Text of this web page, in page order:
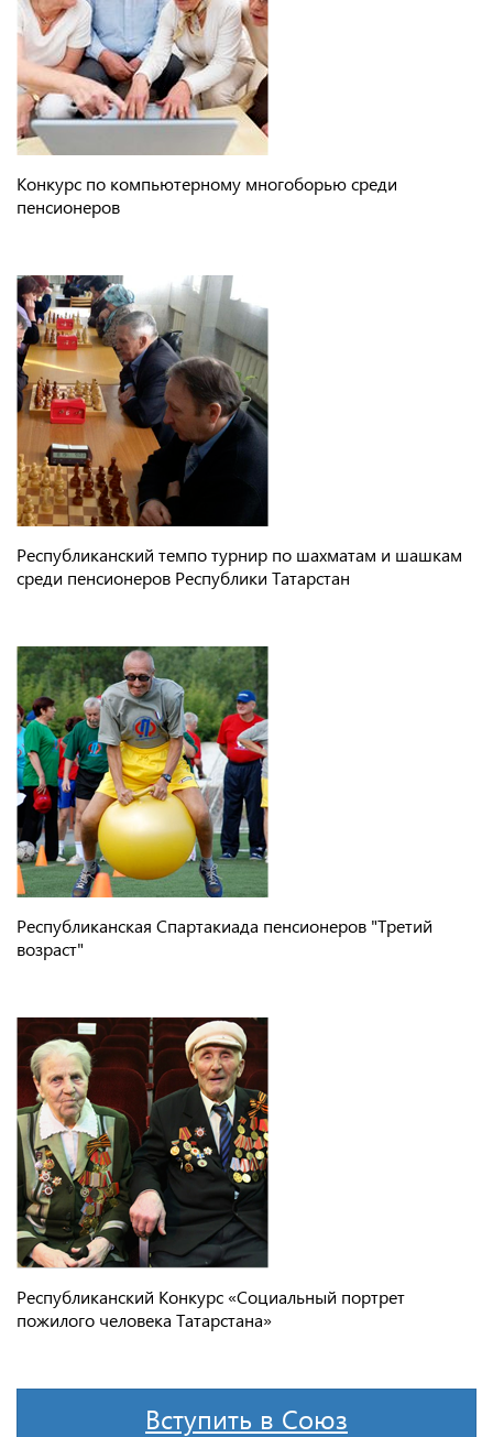
Конкурс по компьютерному многоборью среди
пенсионеров
Республиканский темпо турнир по шахматам и шашкам
среди пенсионеров Республики Татарстан
Республиканская Спартакиада пенсионеров "Третий
возраст"
Республиканский Конкурс «Социальный портрет
пожилого человека Татарстана»
Вступить в Союз